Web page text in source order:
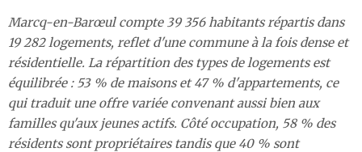
Marcq-en-Barœul compte 39 356 habitants répartis dans
19 282 logements, reflet d'une commune à la fois dense et
résidentielle. La répartition des types de logements est
équilibrée : 53 % de maisons et 47 % d'appartements, ce
qui traduit une offre variée convenant aussi bien aux
familles qu'aux jeunes actifs. Côté occupation, 58 % des
résidents sont propriétaires tandis que 40 % sont